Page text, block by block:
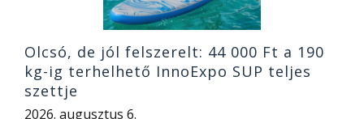
Olcsó, de jól felszerelt: 44 000 Ft a 190
kg-ig terhelhető InnoExpo SUP teljes
szettje
2026. augusztus 6.